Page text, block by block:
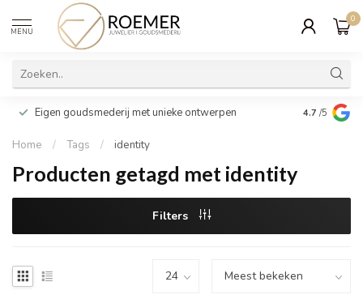
MENU
0
Eigen goudsmederij met unieke ontwerpen Wij
cadeau
4.7 /5
Home / Tags / identity
Producten getagd met identity
Filters